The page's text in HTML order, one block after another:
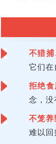
不猎
它们在
拒绝食
念，没
不笼养
难以回